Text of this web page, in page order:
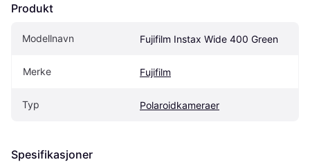
Produkt
Modellnavn Fujifilm Instax Wide 400 Green
Merke Fujifilm
Typ Polaroidkameraer
Spesifikasjoner